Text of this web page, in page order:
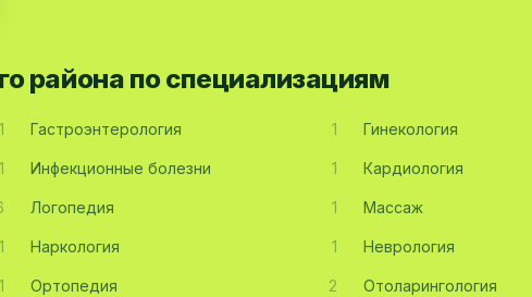
района по специализациям
1 Гастроэнтерология 1 Гинекология
1 Инфекционные болезни 1 Кардиология
Логопедия 1 Массаж
1 Наркология 1 Неврология
1 Ортопедия 2 Отоларингология